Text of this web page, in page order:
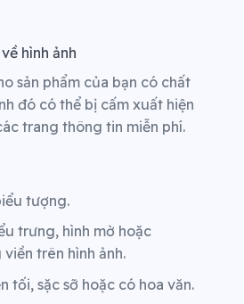
hình ảnh
sản phẩm của bạn có chất
đó có thể bị cấm xuất hiện
trang thông tin miễn phí.
tượng.
trưng, hình mờ hoặc
trên hình ảnh.
tối, sặc sỡ hoặc có hoa văn.